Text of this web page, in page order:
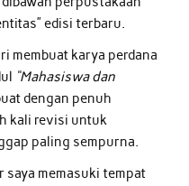
edisi terbaru.
membuat karya perdana
“Mahasiswa dan
dengan penuh
kali revisi untuk
paling sempurna.
saya memasuki tempat